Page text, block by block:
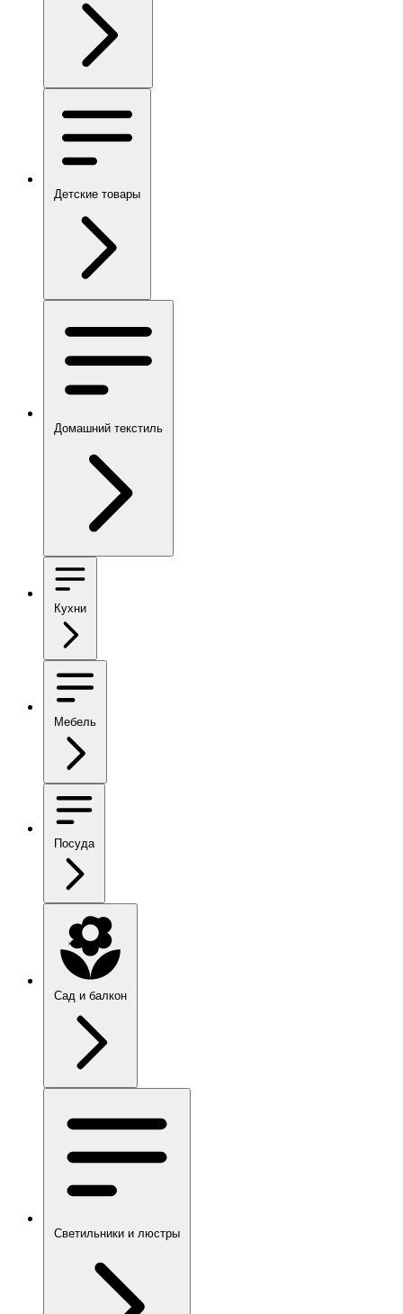
Детские товары
Домашний текстиль
Кухни
Мебель
Посуда
Сад и балкон
Светильники и люстры